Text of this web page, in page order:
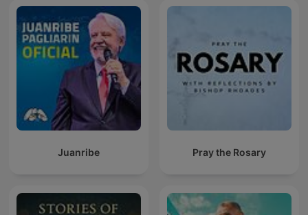
Juanribe Pray the Rosary